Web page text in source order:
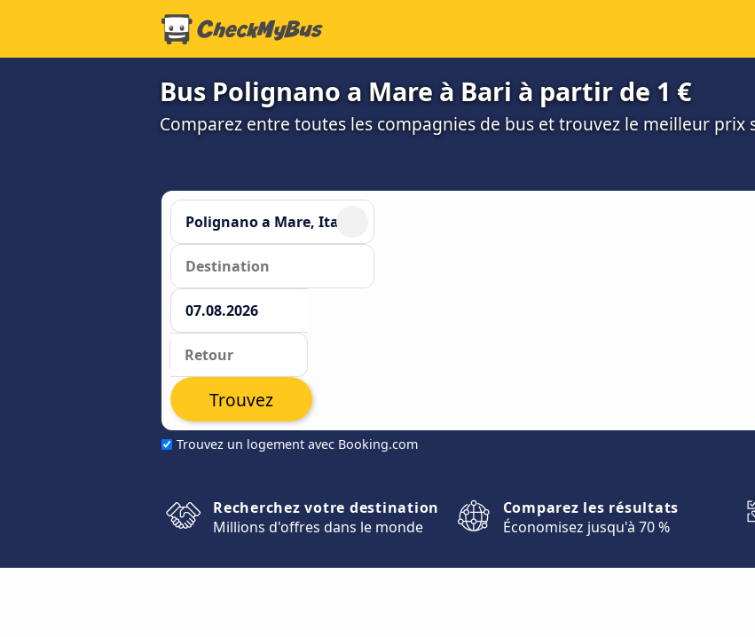
Bus Polignano a Mare à Bari à partir de 1 €
Comparez entre toutes les compagnies de bus et trouvez le meilleur prix
Trouvez un logement avec Booking.com
Trouvez
Recherchez votre destination
Millions d'offres dans le monde
Comparez les résultats
Économisez jusqu'à 70 %